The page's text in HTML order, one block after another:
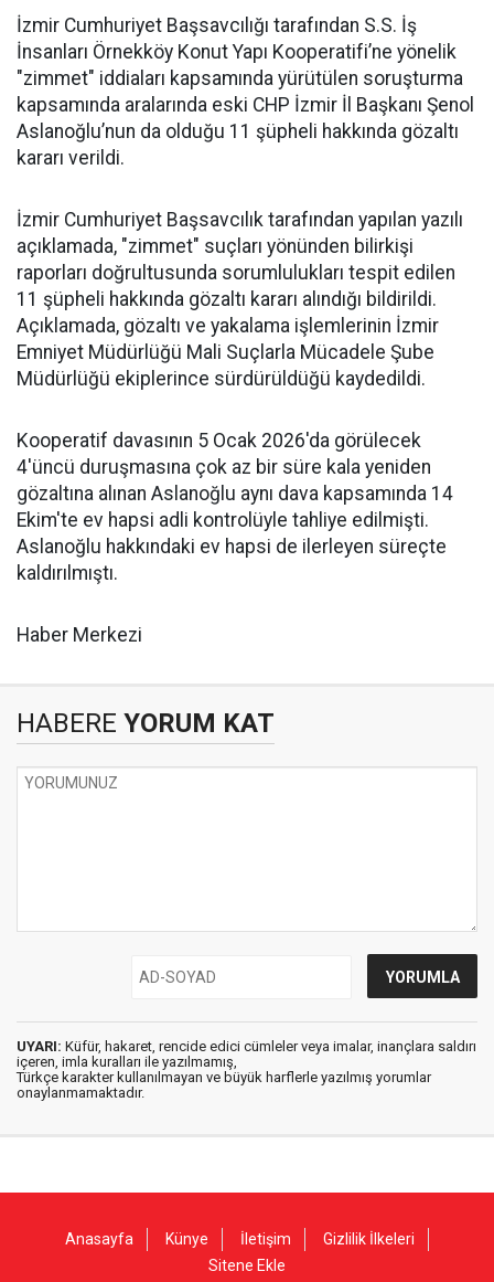
İzmir Cumhuriyet Başsavcılığı tarafından S.S. İş
İnsanları Örnekköy Konut Yapı Kooperatifi’ne yönelik
"zimmet" iddiaları kapsamında yürütülen soruşturma
kapsamında aralarında eski CHP İzmir İl Başkanı Şenol
Aslanoğlu’nun da olduğu 11 şüpheli hakkında gözaltı
kararı verildi.
İzmir Cumhuriyet Başsavcılık tarafından yapılan yazılı
açıklamada, "zimmet" suçları yönünden bilirkişi
raporları doğrultusunda sorumlulukları tespit edilen
11 şüpheli hakkında gözaltı kararı alındığı bildirildi.
Açıklamada, gözaltı ve yakalama işlemlerinin İzmir
Emniyet Müdürlüğü Mali Suçlarla Mücadele Şube
Müdürlüğü ekiplerince sürdürüldüğü kaydedildi.
Kooperatif davasının 5 Ocak 2026'da görülecek
4'üncü duruşmasına çok az bir süre kala yeniden
gözaltına alınan Aslanoğlu aynı dava kapsamında 14
Ekim'te ev hapsi adli kontrolüyle tahliye edilmişti.
Aslanoğlu hakkındaki ev hapsi de ilerleyen süreçte
kaldırılmıştı.
Haber Merkezi
HABERE YORUM KAT
UYARI: Küfür, hakaret, rencide edici cümleler veya imalar, inançlara saldırı
içeren, imla kuralları ile yazılmamış,
Türkçe karakter kullanılmayan ve büyük harflerle yazılmış yorumlar
onaylanmamaktadır.
Anasayfa Künye İletişim
Gizlilik İlkeleri
Sitene Ekle